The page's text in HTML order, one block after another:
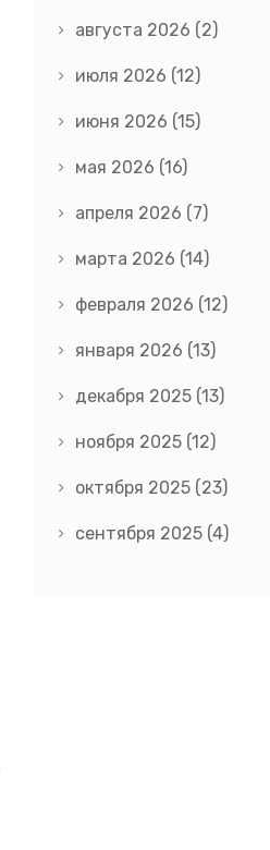
августа 2026 (2)
июля 2026 (12)
июня 2026 (15)
мая 2026 (16)
апреля 2026 (7)
марта 2026 (14)
февраля 2026 (12)
января 2026 (13)
декабря 2025 (13)
ноября 2025 (12)
октября 2025 (23)
сентября 2025 (4)